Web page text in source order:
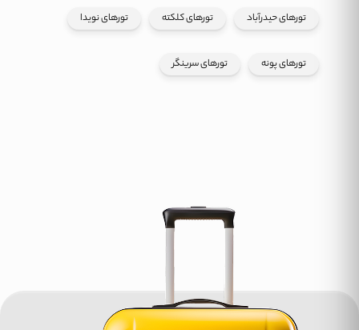
تورهای حیدرآباد تورهای کلکته تورهای نویدا
تورهای پونه تورهای سرینگر